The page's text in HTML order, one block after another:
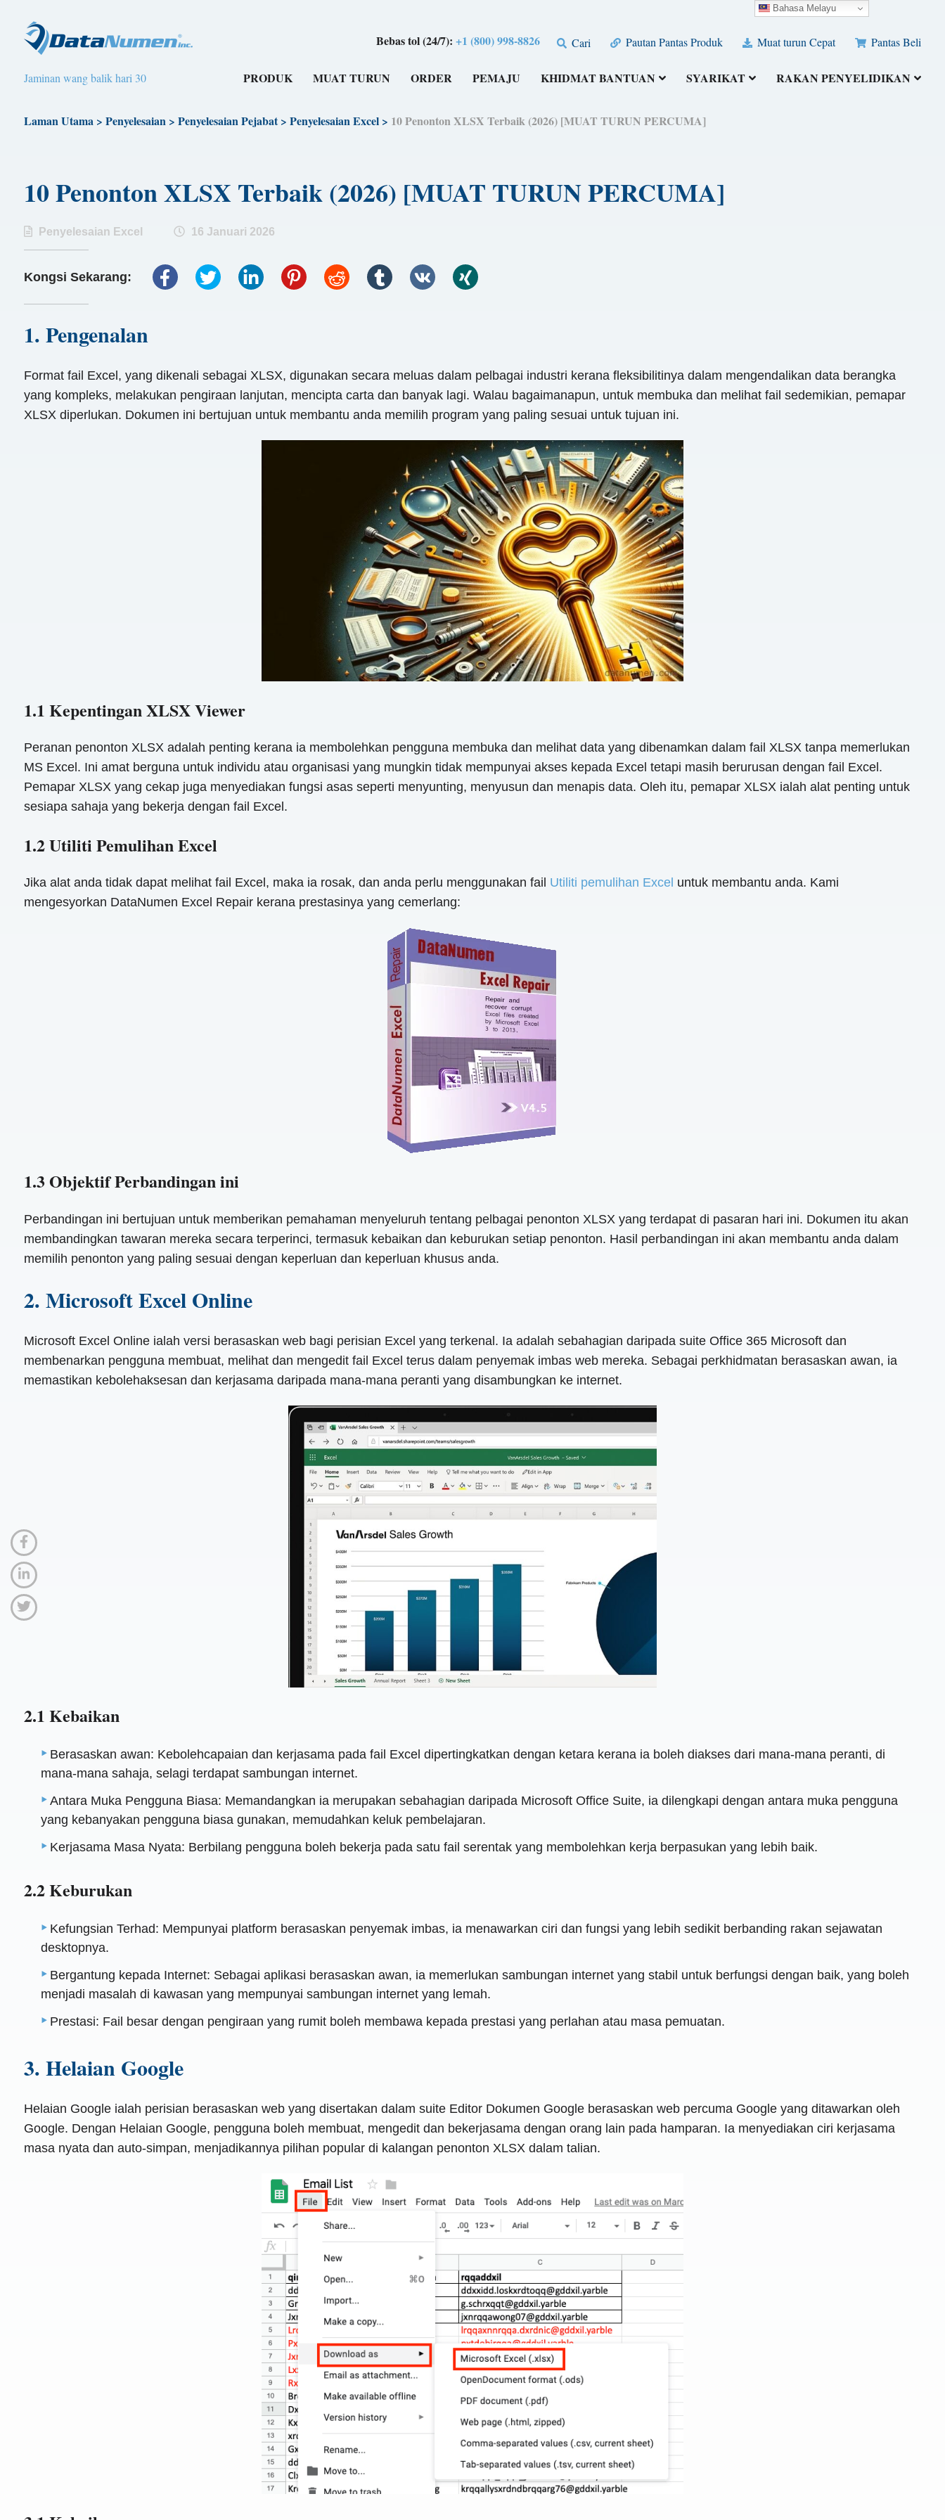
Bebas tol (24/7):+1 (800) 998-8826 Cari Pautan Pantas Produk Muat turun Cepat Pantas Beli
Jaminan wang balik hari 30 PRODUK MUAT TURUN ORDER PEMAJU KHIDMAT BANTUAN SYARIKAT RAKAN PENYELIDIKAN
Laman Utama> Penyelesaian> Penyelesaian Pejabat> Penyelesaian Excel> 10 Penonton XLSX Terbaik (2026) [MUAT TURUN PERCUMA]
10 Penonton XLSX Terbaik (2026) [MUAT TURUN PERCUMA]
Penyelesaian Excel 16 Januari 2026
Kongsi Sekarang:
1. Pengenalan
Format fail Excel, yang dikenali sebagai XLSX, digunakan secara meluas dalam pelbagai industri kerana fleksibilitinya dalam mengendalikan data berangka
yang kompleks, melakukan pengiraan lanjutan, mencipta carta dan banyak lagi. Walau bagaimanapun, untuk membuka dan melihat fail sedemikian, pemapar
XLSX diperlukan. Dokumen ini bertujuan untuk membantu anda memilih program yang paling sesuai untuk tujuan ini.
1.1 Kepentingan XLSX Viewer
Peranan penonton XLSX adalah penting kerana ia membolehkan pengguna membuka dan melihat data yang dibenamkan dalam fail XLSX tanpa memerlukan
MS Excel. Ini amat berguna untuk individu atau organisasi yang mungkin tidak mempunyai akses kepada Excel tetapi masih berurusan dengan fail Excel.
Pemapar XLSX yang cekap juga menyediakan fungsi asas seperti menyunting, menyusun dan menapis data. Oleh itu, pemapar XLSX ialah alat penting untuk
sesiapa sahaja yang bekerja dengan fail Excel.
1.2 Utiliti Pemulihan Excel
Jika alat anda tidak dapat melihat fail Excel, maka ia rosak, dan anda perlu menggunakan fail Utiliti pemulihan Excel untuk membantu anda. Kami
mengesyorkan DataNumen Excel Repair kerana prestasinya yang cemerlang:
1.3 Objektif Perbandingan ini
Perbandingan ini bertujuan untuk memberikan pemahaman menyeluruh tentang pelbagai penonton XLSX yang terdapat di pasaran hari ini. Dokumen itu akan
membandingkan tawaran mereka secara terperinci, termasuk kebaikan dan keburukan setiap penonton. Hasil perbandingan ini akan membantu anda dalam
memilih penonton yang paling sesuai dengan keperluan dan keperluan khusus anda.
2. Microsoft Excel Online
Microsoft Excel Online ialah versi berasaskan web bagi perisian Excel yang terkenal. Ia adalah sebahagian daripada suite Office 365 Microsoft dan
membenarkan pengguna membuat, melihat dan mengedit fail Excel terus dalam penyemak imbas web mereka. Sebagai perkhidmatan berasaskan awan, ia
memastikan kebolehaksesan dan kerjasama daripada mana-mana peranti yang disambungkan ke internet.
2.1 Kebaikan
Berasaskan awan: Kebolehcapaian dan kerjasama pada fail Excel dipertingkatkan dengan ketara kerana ia boleh diakses dari mana-mana peranti, di
mana-mana sahaja, selagi terdapat sambungan internet.
Antara Muka Pengguna Biasa: Memandangkan ia merupakan sebahagian daripada Microsoft Office Suite, ia dilengkapi dengan antara muka pengguna
yang kebanyakan pengguna biasa gunakan, memudahkan keluk pembelajaran.
Kerjasama Masa Nyata: Berbilang pengguna boleh bekerja pada satu fail serentak yang membolehkan kerja berpasukan yang lebih baik.
2.2 Keburukan
Kefungsian Terhad: Mempunyai platform berasaskan penyemak imbas, ia menawarkan ciri dan fungsi yang lebih sedikit berbanding rakan sejawatan
desktopnya.
Bergantung kepada Internet: Sebagai aplikasi berasaskan awan, ia memerlukan sambungan internet yang stabil untuk berfungsi dengan baik, yang boleh
menjadi masalah di kawasan yang mempunyai sambungan internet yang lemah.
Prestasi: Fail besar dengan pengiraan yang rumit boleh membawa kepada prestasi yang perlahan atau masa pemuatan.
3. Helaian Google
Helaian Google ialah perisian berasaskan web yang disertakan dalam suite Editor Dokumen Google berasaskan web percuma Google yang ditawarkan oleh
Google. Dengan Helaian Google, pengguna boleh membuat, mengedit dan bekerjasama dengan orang lain pada hamparan. Ia menyediakan ciri kerjasama
masa nyata dan auto-simpan, menjadikannya pilihan popular di kalangan penonton XLSX dalam talian.
Bahasa Melayu